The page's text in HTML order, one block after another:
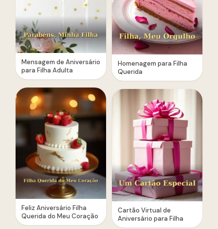
Mensagem de Aniversário
para Filha Adulta
Feliz Aniversário Filha
Querida do Meu Coração
Homenagem para Filha
Querida
Cartão Virtual de
Aniversário para Filha